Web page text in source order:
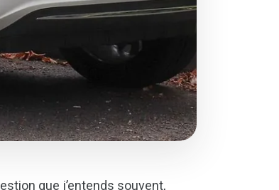
que j’entends souvent,